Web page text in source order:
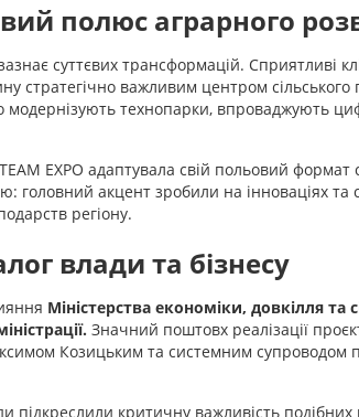
полюс аграрного
суттєвих трансформацій. Сприятливі
стратегічно важливим центром сільського
модернізують технопарки, впроваджують
EXPO адаптувала свій польовий
акцент зробили на інноваціях та
регіону.
влади та бізнесу
Міністерства економіки, довкілля та
Значний поштовх реалізації
Козицьким та системним супроводом
підкреслили критичну важливість